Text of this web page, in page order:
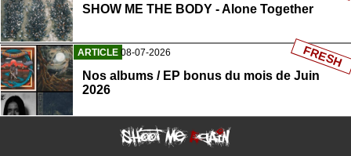
SHOW ME THE BODY - Alone Together
ARTICLE 08-07-2026
Nos albums / EP bonus du mois de Juin
2026
FRESH